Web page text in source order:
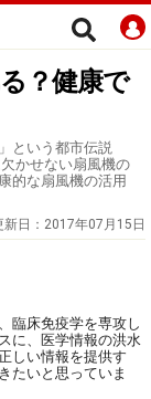
？健康で
という都市伝説
かせない扇風機の
的な扇風機の活用
新日： 2017年07月15日
臨床免疫学を専攻し
に、医学情報の洪水
しい情報を提供す
たいと思っていま